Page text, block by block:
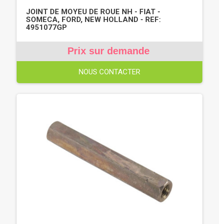
JOINT DE MOYEU DE ROUE NH - FIAT -
SOMECA, FORD, NEW HOLLAND - REF:
4951077GP
Prix sur demande
NOUS CONTACTER